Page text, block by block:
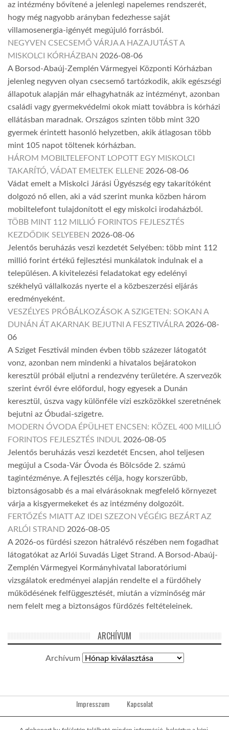
az intézmény bővítené a jelenlegi napelemes rendszerét,
hogy még nagyobb arányban fedezhesse saját
villamosenergia-igényét megújuló forrásból.
NEGYVEN CSECSEMŐ VÁRJA A HAZAJUTÁST A
MISKOLCI KÓRHÁZBAN 2026-08-06
A Borsod-Abaúj-Zemplén Vármegyei Központi Kórházban
jelenleg negyven olyan csecsemő tartózkodik, akik egészségi
állapotuk alapján már elhagyhatnák az intézményt, azonban
családi vagy gyermekvédelmi okok miatt továbbra is kórházi
ellátásban maradnak. Országos szinten több mint 320
gyermek érintett hasonló helyzetben, akik átlagosan több
mint 105 napot töltenek kórházban.
HÁROM MOBILTELEFONT LOPOTT EGY MISKOLCI
TAKARÍTÓ, VÁDAT EMELTEK ELLENE 2026-08-06
Vádat emelt a Miskolci Járási Ügyészség egy takarítóként
dolgozó nő ellen, aki a vád szerint munka közben három
mobiltelefont tulajdonított el egy miskolci irodaházból.
TÖBB MINT 112 MILLIÓ FORINTOS FEJLESZTÉS
KEZDŐDIK SELYEBEN 2026-08-06
Jelentős beruházás veszi kezdetét Selyében: több mint 112
millió forint értékű fejlesztési munkálatok indulnak el a
településen. A kivitelezési feladatokat egy edelényi
székhelyű vállalkozás nyerte el a közbeszerzési eljárás
eredményeként.
VESZÉLYES PRÓBÁLKOZÁSOK A SZIGETEN: SOKAN A
DUNÁN ÁT AKARNAK BEJUTNI A FESZTIVÁLRA 2026-08-
06
A Sziget Fesztivál minden évben több százezer látogatót
vonz, azonban nem mindenki a hivatalos bejáratokon
keresztül próbál eljutni a rendezvény területére. A szervezők
szerint évről évre előfordul, hogy egyesek a Dunán
keresztül, úszva vagy különféle vízi eszközökkel szeretnének
bejutni az Óbudai-szigetre.
MODERN ÓVODA ÉPÜLHET ENCSEN: KÖZEL 400 MILLIÓ
FORINTOS FEJLESZTÉS INDUL 2026-08-05
Jelentős beruházás veszi kezdetét Encsen, ahol teljesen
megújul a Csoda-Vár Óvoda és Bölcsőde 2. számú
tagintézménye. A fejlesztés célja, hogy korszerűbb,
biztonságosabb és a mai elvárásoknak megfelelő környezet
várja a kisgyermekeket és az intézmény dolgozóit.
FERTŐZÉS MIATT AZ IDEI SZEZON VÉGÉIG BEZÁRT AZ
ARLÓI STRAND 2026-08-05
A 2026-os fürdési szezon hátralévő részében nem fogadhat
látogatókat az Arlói Suvadás Liget Strand. A Borsod-Abaúj-
Zemplén Vármegyei Kormányhivatal laboratóriumi
vizsgálatok eredményei alapján rendelte el a fürdőhely
működésének felfüggesztését, miután a vízminőség már
nem felelt meg a biztonságos fürdőzés feltételeinek.
ARCHÍVUM
Archívum
Impresszum Kapcsolat